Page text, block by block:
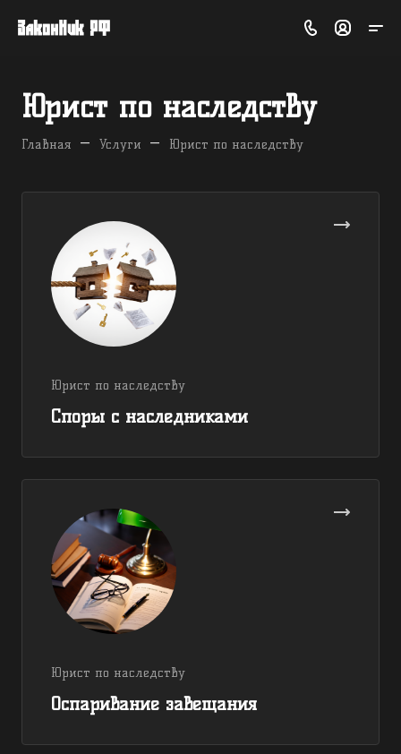
Юрист по наследству
Главная — Услуги — Юрист по наследству
Юрист по наследству
Споры с наследниками
Юрист по наследству
Оспаривание завещания